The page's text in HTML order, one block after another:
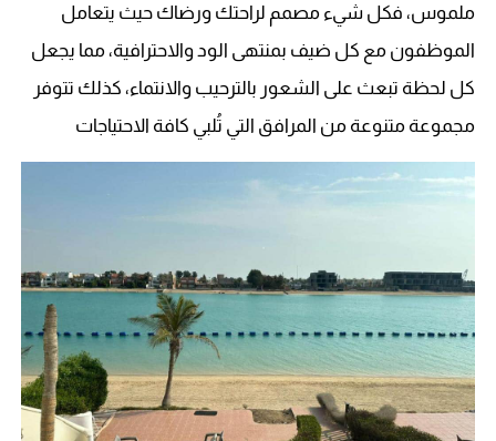
ملموس، فكل شيء مصمم لراحتك ورضاك حيث يتعامل
الموظفون مع كل ضيف بمنتهى الود والاحترافية، مما يجعل
كل لحظة تبعث على الشعور بالترحيب والانتماء، كذلك تتوفر
مجموعة متنوعة من المرافق التي تُلبي كافة الاحتياجات